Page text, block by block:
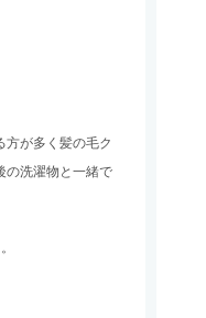
方が多く髪の毛ク
の洗濯物と一緒で